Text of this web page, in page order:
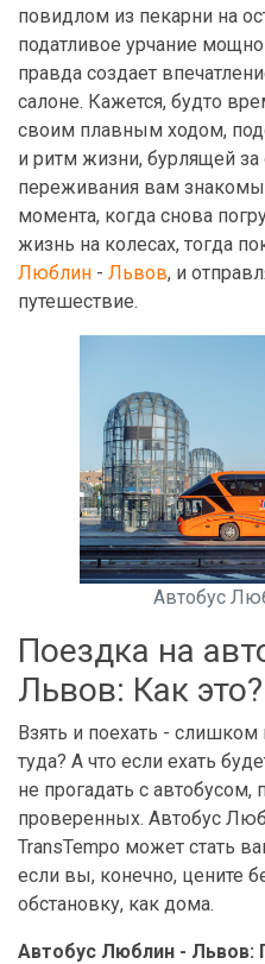
повидлом из пекарни на
податливое урчание
правда создает
салоне. Кажется, будто
своим плавным ходом,
и ритм жизни, бурлящей
переживания вам
момента, когда снова
жизнь на колесах, тогда
Люблин - Львов, и
путешествие.
Автобус
Поездка на
Львов: Как это?
Взять и поехать - слишком
туда? А что если ехать
не прогадать с автобусом,
проверенных. Автобус
TransTempo может стать
если вы, конечно, цените
обстановку, как дома.
Автобус Люблин - Львов: